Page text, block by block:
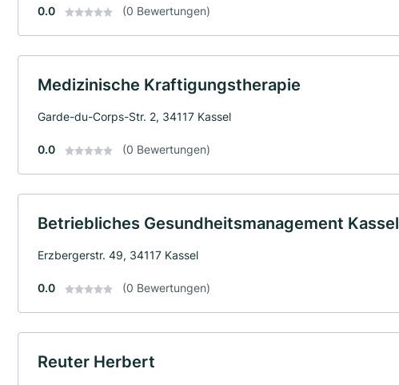
0.0 (0 Bewertungen)
Medizinische Kraftigungstherapie
Garde-du-Corps-Str. 2, 34117 Kassel
0.0 (0 Bewertungen)
Betriebliches Gesundheitsmanagement Kassel
Erzbergerstr. 49, 34117 Kassel
0.0 (0 Bewertungen)
Reuter Herbert